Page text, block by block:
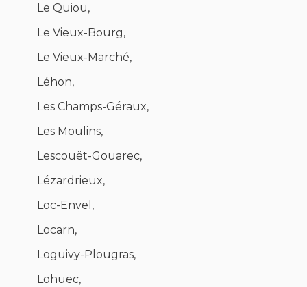
Le Quiou,
Le Vieux-Bourg,
Le Vieux-Marché,
Léhon,
Les Champs-Géraux,
Les Moulins,
Lescouët-Gouarec,
Lézardrieux,
Loc-Envel,
Locarn,
Loguivy-Plougras,
Lohuec,